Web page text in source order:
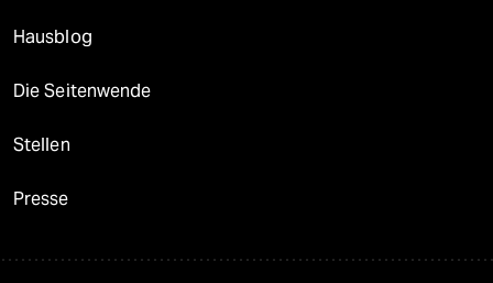
Hausblog
Die Seitenwende
Stellen
Presse